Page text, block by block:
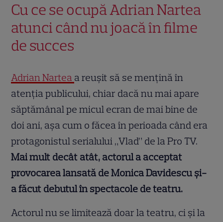
Cu ce se ocupă Adrian Nartea
atunci când nu joacă în filme
de succes
Adrian Nartea a reușit să se mențină în
atenția publicului, chiar dacă nu mai apare
săptămânal pe micul ecran de mai bine de
doi ani, așa cum o făcea în perioada când era
protagonistul serialului „Vlad” de la Pro TV.
Mai mult decât atât, actorul a acceptat
provocarea lansată de Monica Davidescu și-
a făcut debutul în spectacole de teatru.
Actorul nu se limitează doar la teatru, ci și la